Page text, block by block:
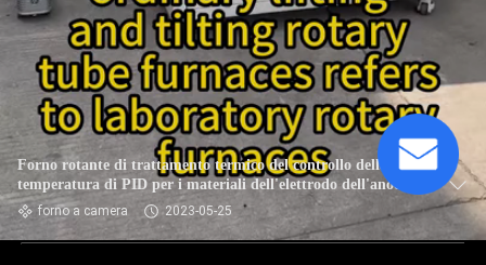
Forno rotante di trattamento termico del controllo della
temperatura di PID per i materiali dell'elettrodo dell'anodo e
del catodo della batteria
forno a camera 2023-05-25